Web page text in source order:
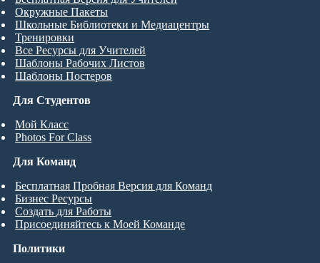
Для Студентов
Мой Класс
Photos For Class
Окружные Пакеты
Школьные Библиотеки и Медиацентры
Тренировки
Все Ресурсы для Учителей
Шаблоны Рабочих Листов
Шаблоны Постеров
Для Команд
Бесплатная Пробная Версия для Команд
Бизнес Ресурсы
Создать для Работы
Присоединяйтесь к Моей Команде
Политики